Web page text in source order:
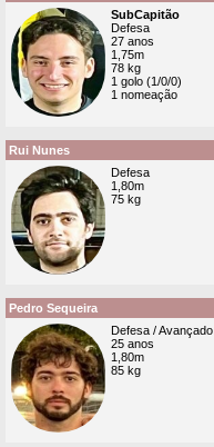
SubCapitão
Defesa
27 anos
1,75m
78 kg
1 golo (1/0/0)
1 nomeação
Rui Nunes
Defesa
1,80m
75 kg
Pedro Sequeira
Defesa / Avançado
25 anos
1,80m
85 kg